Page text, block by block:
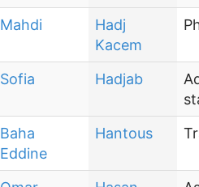
Mahdi
Hadj
Kacem
Sofia Hadjab
Baha
Eddine
Hantous